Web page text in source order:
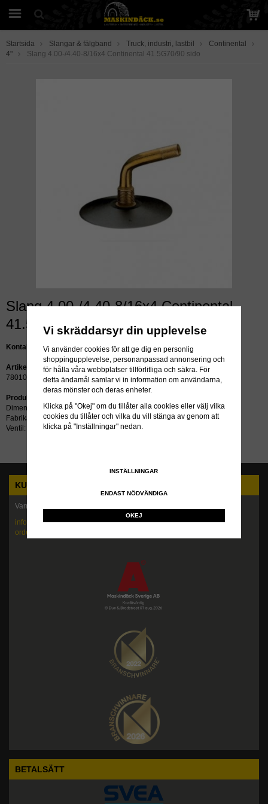
Startsida Slangar & fälgband Truck, industri, lastbil
Continental
4"
Slang 4.00-/4.40-8/16x4 Continental 41.5G70/90 sido
Slang 4.00-/4.40-8/16x4 Continental
41.5G70/90 sido
Kontakta oss för pris!
Artikelnummer:
780105
Produktbeskrivning:
Dimension: 4.00-/4.40-8/16x4
Fabrikat: Continental
Ventil: 41.5G70/90 sido
KUNDTJÄNST
Varmt välkommen att kontakta oss!
info@maskindack.se
order@maskindack.se
BETALSÄTT
Vi skräddarsyr din upplevelse
Vi använder cookies för att ge dig en personlig
shoppingupplevelse, personanpassad annonsering och
för hålla våra webbplatser tillförlitliga och säkra. För
detta ändamål samlar vi in information om användarna,
deras mönster och deras enheter.
Klicka på "Okej" om du tillåter alla cookies eller välj vilka
cookies du tillåter och vilka du vill stänga av genom att
klicka på "Inställningar" nedan.
INSTÄLLNINGAR
ENDAST NÖDVÄNDIGA
OKEJ